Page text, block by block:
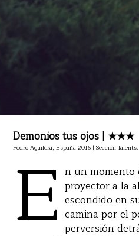
Demonios tus ojos | ★★★
Pedro Aguilera, España 2016 | Sección Talents.
E n un momento
proyector a la
escondido en
camina por el
perversión